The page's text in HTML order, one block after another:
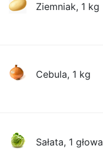
Ziemniak, 1 kg
Cebula, 1 kg
Sałata, 1 głowa